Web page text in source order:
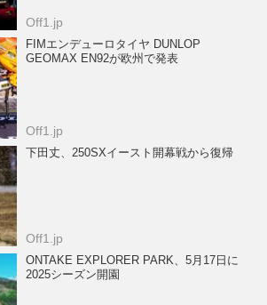
Off1.jp
FIMエンデューロタイヤ DUNLOP
GEOMAX EN92が欧州で発表
Off1.jp
下田丈、250SXイースト開幕戦から復帰
Off1.jp
ONTAKE EXPLORER PARK、5月17日に
2025シーズン開園